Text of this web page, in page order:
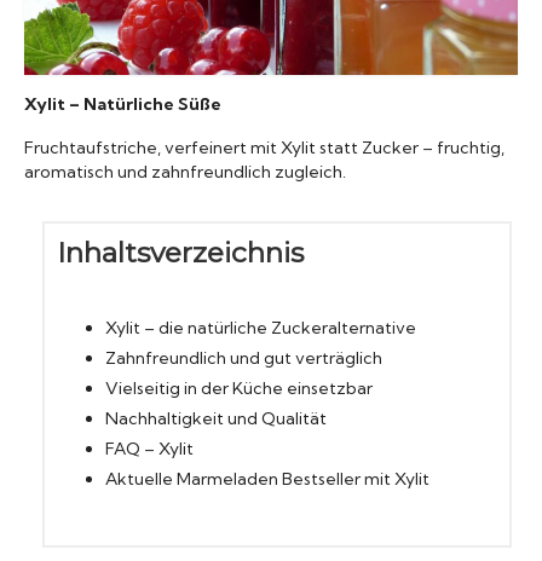
Konserven
Nudeln
Marmelade
Xylit – Natürliche Süße
Fruchtaufstriche, verfeinert mit Xylit statt Zucker – fruchtig,
aromatisch und zahnfreundlich zugleich.
Inhaltsverzeichnis
Xylit – die natürliche Zuckeralternative
Zahnfreundlich und gut verträglich
Vielseitig in der Küche einsetzbar
Nachhaltigkeit und Qualität
FAQ – Xylit
Aktuelle Marmeladen Bestseller mit Xylit